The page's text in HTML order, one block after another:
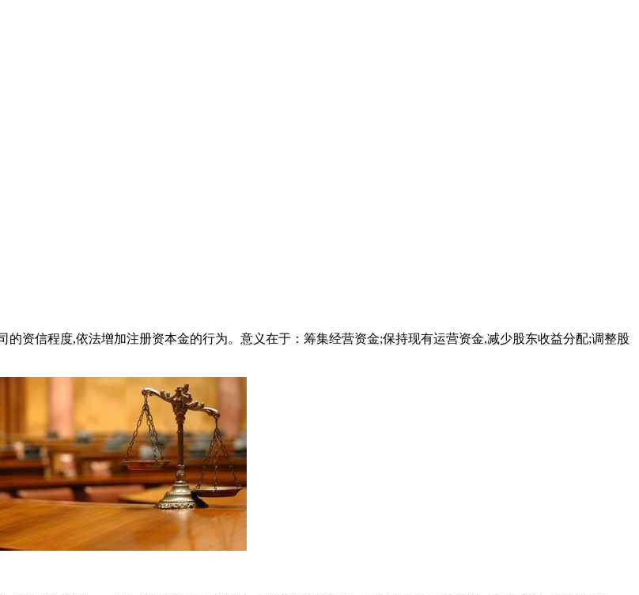
资信程度,依法增加注册资本金的行为。意义在于：筹集经营资金;保持现有运营资金,减少股东收益分配;调整股